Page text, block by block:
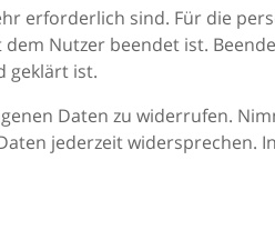
erforderlich sind. Für die
Nutzer beendet ist.
geklärt ist.
Daten zu widerrufen.
jederzeit widersprechen.